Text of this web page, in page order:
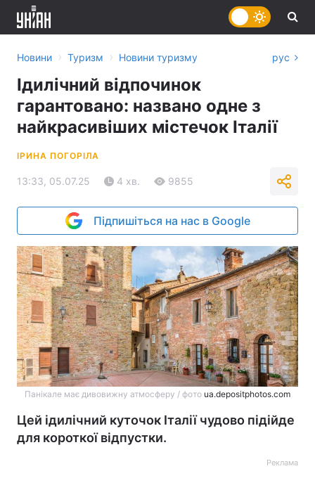
Новини › Туризм › Новини туризму рус
Ідилічний відпочинок
гарантовано: названо одне з
найкрасивіших містечок Італії
ІРИНА ПОГОРІЛА
13:33, 05.07.25 4 хв. 9855
Підпишіться на нас в Google
Панікале має дивовижну атмосферу / фото ua.depositphotos.com
Цей ідилічний куточок Італії чудово підійде
для короткої відпустки.
Реклама